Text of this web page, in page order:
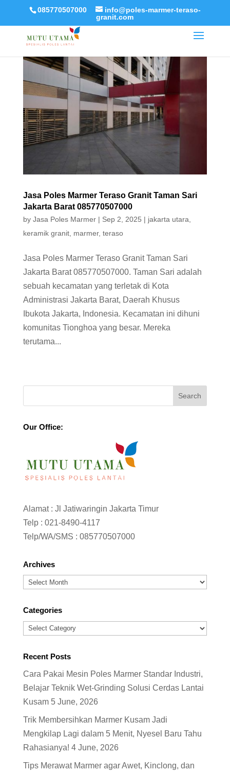
085770507000
info@poles-marmer-teraso-
granit.com
Jasa Poles Marmer Teraso Granit Taman Sari
Jakarta Barat 085770507000
by Jasa Poles Marmer| Sep 2, 2025 | jakarta utara
keramik granit, marmer, teraso
Jasa Poles Marmer Teraso Granit Taman Sari
Jakarta Barat 085770507000. Taman Sari adalah
sebuah kecamatan yang terletak di Kota
Administrasi Jakarta Barat, Daerah Khusus
Ibukota Jakarta, Indonesia. Kecamatan ini dihuni
komunitas Tionghoa yang besar. Mereka
terutama...
Our Office:
Alamat : Jl Jatiwaringin Jakarta Timur
Telp : 021-8490-4117
Telp/WA/SMS : 085770507000
Archives
Archives
Categories
Categories
Recent Posts
Cara Pakai Mesin Poles Marmer Standar Industri,
Belajar Teknik Wet-Grinding Solusi Cerdas Lantai
Kusam 5 June, 2026
Trik Membersihkan Marmer Kusam Jadi
Mengkilap Lagi dalam 5 Menit, Nyesel Baru Tahu
Rahasianya! 4 June, 2026
Tips Merawat Marmer agar Awet, Kinclong, dan